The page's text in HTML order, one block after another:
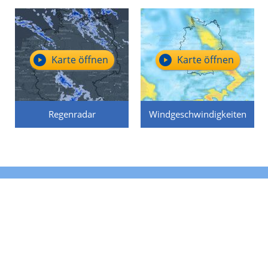
Regenradar
Karte öffnen
Windgeschwindigkeiten
Karte öffnen